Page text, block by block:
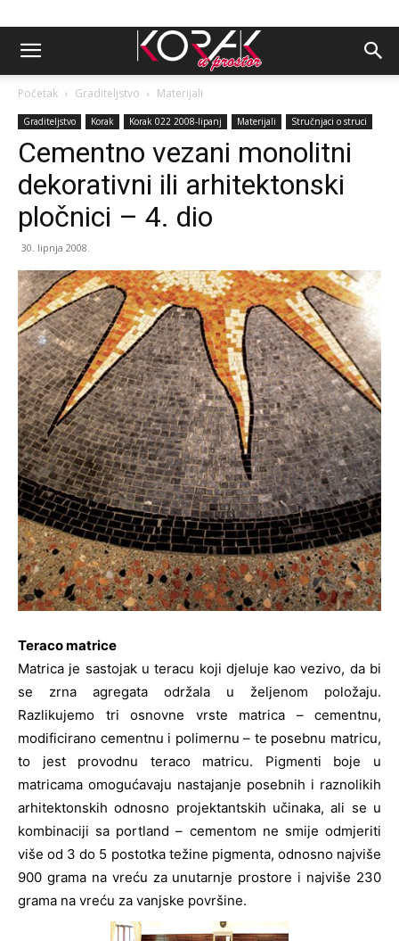
Početak Graditeljstvo Materijali
Graditeljstvo Korak Korak 022 2008-lipanj Materijali Stručnjaci o struci
Cementno vezani monolitni
dekorativni ili arhitektonski
pločnici – 4. dio
30. lipnja 2008.
Teraco matrice
Matrica je sastojak u teracu koji djeluje kao vezivo, da bi
se zrna agregata održala u željenom položaju.
Razlikujemo tri osnovne vrste matrica – cementnu,
modificirano cementnu i polimernu – te posebnu matricu,
to jest provodnu teraco matricu. Pigmenti boje u
matricama omogućavaju nastajanje posebnih i raznolikih
arhitektonskih odnosno projektantskih učinaka, ali se u
kombinaciji sa portland – cementom ne smije odmjeriti
više od 3 do 5 postotka težine pigmenta, odnosno najviše
900 grama na vreću za unutarnje prostore i najviše 230
grama na vreću za vanjske površine.